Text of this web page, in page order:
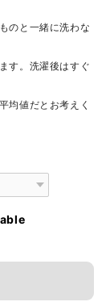
のと一緒に洗わな
す。洗濯後はすぐ
均値だとお考えく